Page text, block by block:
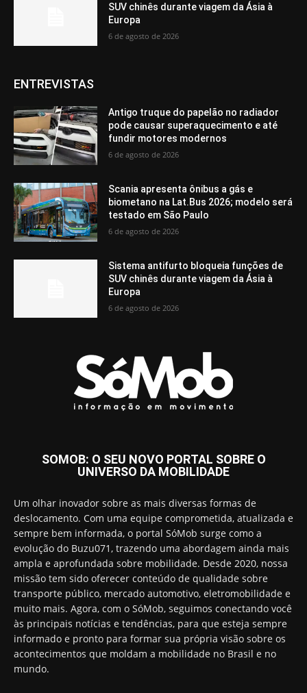
SUV chinês durante viagem da Ásia à
Europa
6 de agosto de 2026
ENTREVISTAS
Antigo truque do papelão no radiador
pode causar superaquecimento e até
fundir motores modernos
6 de agosto de 2026
Scania apresenta ônibus a gás e
biometano na Lat.Bus 2026; modelo será
testado em São Paulo
6 de agosto de 2026
Sistema antifurto bloqueia funções de
SUV chinês durante viagem da Ásia à
Europa
6 de agosto de 2026
SOMOB: O SEU NOVO PORTAL SOBRE O
UNIVERSO DA MOBILIDADE
Um olhar inovador sobre as mais diversas formas de
deslocamento. Com uma equipe comprometida, atualizada e
sempre bem informada, o portal SóMob surge como a
evolução do Buzu071, trazendo uma abordagem ainda mais
ampla e aprofundada sobre mobilidade. Desde 2020, nossa
missão tem sido oferecer conteúdo de qualidade sobre
transporte público, mercado automotivo, eletromobilidade e
muito mais. Agora, com o SóMob, seguimos conectando você
às principais notícias e tendências, para que esteja sempre
informado e pronto para formar sua própria visão sobre os
acontecimentos que moldam a mobilidade no Brasil e no
mundo.